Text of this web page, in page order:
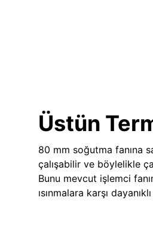
Üstün
80 mm soğutma fanına
çalışabilir ve böylelikle
Bunu mevcut işlemci
ısınmalara karşı